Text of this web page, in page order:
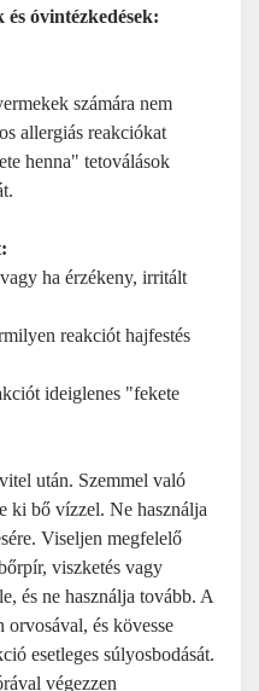
és óvintézkedések:
számára nem
allergiás reakciókat
henna" tetoválások
ha érzékeny, irritált
reakciót hajfestés
ideiglenes "fekete
után. Szemmel való
ki bő vízzel. Ne használja
Viseljen megfelelő
viszketés vagy
és ne használja tovább. A
és kövesse
esetleges súlyosbodását.
végezzen